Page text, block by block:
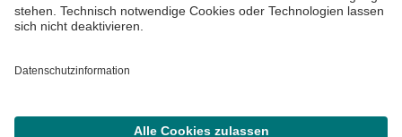
Barrierefreiheit